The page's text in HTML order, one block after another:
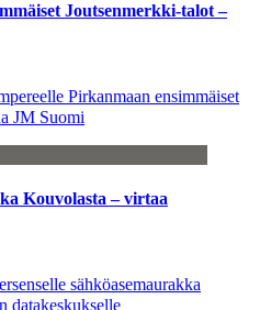
Joutsenmerkki-talot –
Pirkanmaan ensimmäiset
JM Suomi
Kouvolasta – virtaa
sähköasemaurakka
datakeskukselle